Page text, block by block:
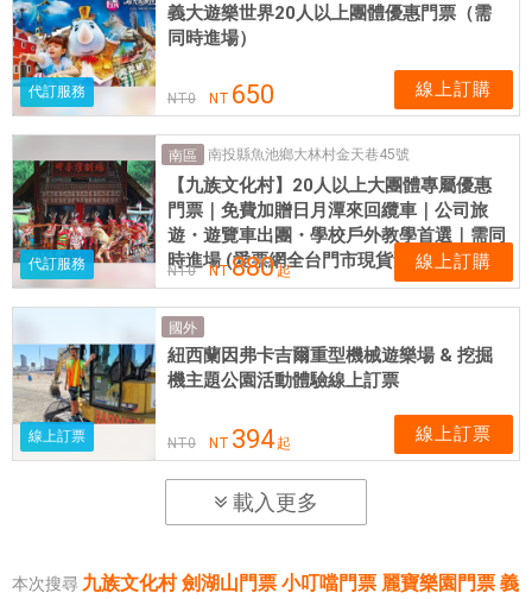
代訂服務
義大遊樂世界20人以上團體優惠門票（需
同時進場）
NT0 NT 650 線上訂購
代訂服務
南區 南投縣魚池鄉大林村金天巷45號
【九族文化村】20人以上大團體專屬優惠
門票｜免費加贈日月潭來回纜車｜公司旅
遊・遊覽車出團・學校戶外教學首選｜需同
時進場 (愛票網全台門市現貨預購)
NT0 NT880起 線上訂購
線上訂票
國外
紐西蘭因弗卡吉爾重型機械遊樂場 & 挖掘
機主題公園活動體驗線上訂票
NT0 NT 394 起 線上訂票
載入更多
本次搜尋 九族文化村 劍湖山門票 小叮噹門票 麗寶樂園門票 義